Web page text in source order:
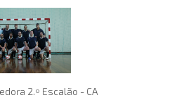
2.º Escalão - CA